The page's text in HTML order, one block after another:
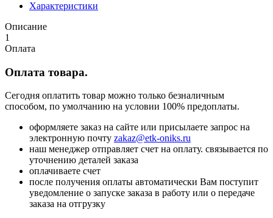
Характеристики
Описание
1
Оплата
Оплата товара.
Сегодня оплатить товар можно только безналичным
способом, по умолчанию на условии 100% предоплаты.
оформляете заказ на сайте или присылаете запрос на
электронную почту zakaz@etk-oniks.ru
наш менеджер отправляет счет на оплату. связывается по
уточнению деталей заказа
оплачиваете счет
после получения оплаты автоматически Вам поступит
уведомление о запуске заказа в работу или о передаче
заказа на отгрузку